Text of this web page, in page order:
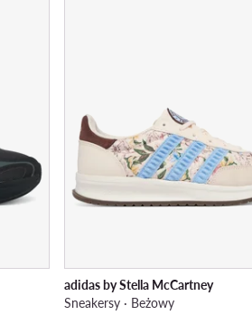
adidas by Stella McCartney
Sneakersy · Beżowy